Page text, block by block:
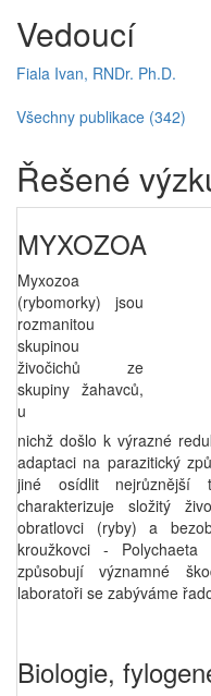
Vedoucí
Fiala Ivan, RNDr. Ph.D.
Všechny publikace (342)
Řešené
MYXOZOA
Myxozoa
(rybomorky) jsou
rozmanitou
skupinou
živočichů ze
skupiny žahavců,
u
nichž došlo kvýrazné
adaptaci na parazitický
jiné osídlit nejrůznější
charakterizuje složitý
obratlovci (ryby) a
kroužkovci - Polychaeta
způsobují významné
laboratoři se zabýváme
Biologie,